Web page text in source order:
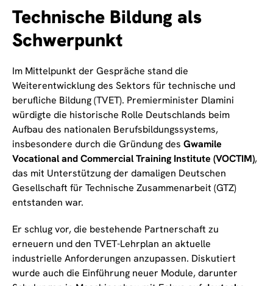
Technische Bildung als
Schwerpunkt
Im Mittelpunkt der Gespräche stand die
Weiterentwicklung des Sektors für technische und
berufliche Bildung (TVET). Premierminister Dlamini
würdigte die historische Rolle Deutschlands beim
Aufbau des nationalen Berufsbildungssystems,
insbesondere durch die Gründung des Gwamile
Vocational and Commercial Training Institute (VOCTIM),
das mit Unterstützung der damaligen Deutschen
Gesellschaft für Technische Zusammenarbeit (GTZ)
entstanden war.
Er schlug vor, die bestehende Partnerschaft zu
erneuern und den TVET-Lehrplan an aktuelle
industrielle Anforderungen anzupassen. Diskutiert
wurde auch die Einführung neuer Module, darunter